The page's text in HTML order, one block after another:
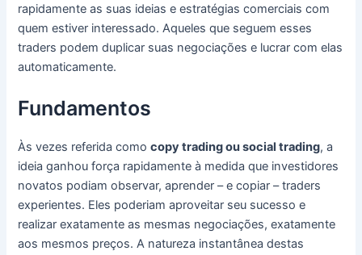
rapidamente as suas ideias e estratégias comerciais com
quem estiver interessado.Aqueles que seguem esses
traders podem duplicar suas negociações e lucrar com elas
automaticamente.
Fundamentos
Às vezes referida comocopy trading ou social trading, a
ideia ganhou força rapidamente à medida que investidores
novatos podiam observar, aprender – e copiar – traders
experientes. Eles poderiam aproveitar seu sucesso e
realizar exatamente as mesmas negociações, exatamente
aos mesmos preços.A natureza instantânea destas